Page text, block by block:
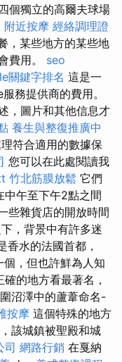
個獨立的高爾夫球場
附近按摩 經絡調理證
，某些地方的某些地
費用。 seo
關鍵字排名 這是一
務提供商的費用。
，圖片和其他信息才
養生與整復推廣中
符合適用的數據保
您可以在此處閱讀我
竹北筋膜放鬆 它們
中午至下午2點之間
些雜貨店的開放時間
，背景中有許多迷
香水的法國首都，
，但也許鮮為人知
的地方看最著名，
沼澤中的蘆葦命名-
按摩 這個特殊的地方
該城鎮被聖殿和城
司 網路行銷 在戛納